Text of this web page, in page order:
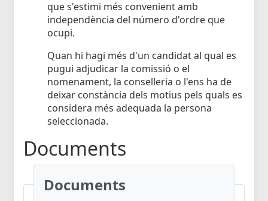
que s'estimi més convenient amb
independència del número d'ordre que
ocupi.
Quan hi hagi més d'un candidat al qual es
pugui adjudicar la comissió o el
nomenament, la conselleria o l'ens ha de
deixar constància dels motius pels quals es
considera més adequada la persona
seleccionada.
Documents
Documents